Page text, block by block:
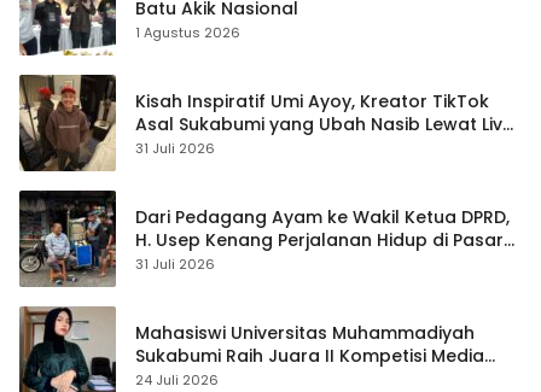
Batu Akik Nasional
1 Agustus 2026
Kisah Inspiratif Umi Ayoy, Kreator TikTok
Asal Sukabumi yang Ubah Nasib Lewat Live
Streaming
31 Juli 2026
Dari Pedagang Ayam ke Wakil Ketua DPRD,
H. Usep Kenang Perjalanan Hidup di Pasar
Cisaat
31 Juli 2026
Mahasiswi Universitas Muhammadiyah
Sukabumi Raih Juara II Kompetisi Media
Pembelajaran Digital Tingkat Internasional
24 Juli 2026